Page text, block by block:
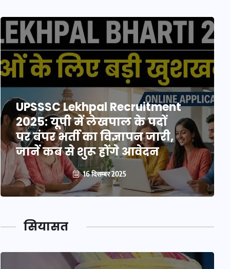
UPSSSC Lekhpal Recruitment
2025: यूपी में लेखपाल के पदों
पर बंपर भर्ती का विज्ञापन जारी,
जानें कब से शुरू होंगे आवेदन
16 दिसम्बर 2025
सियासत